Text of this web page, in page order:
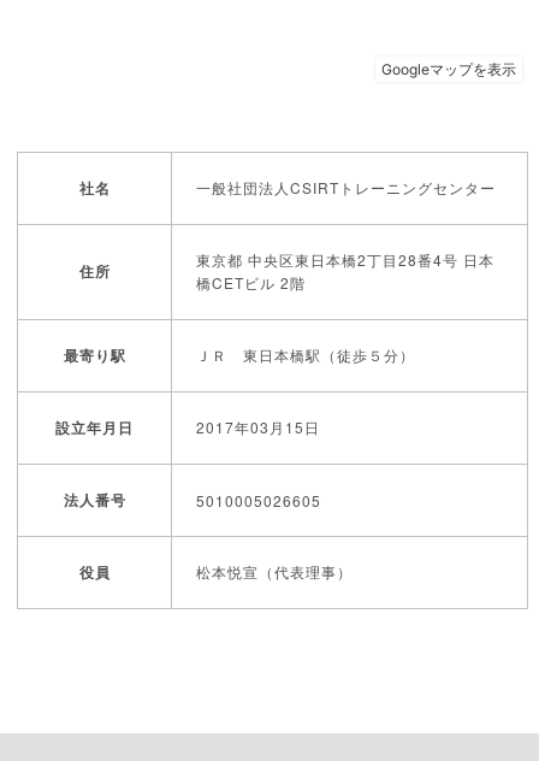
社名 一般社団法人CSIRTトレーニングセンター
住所
東京都 中央区東日本橋2丁目28番4号 日本
橋CETビル 2階
最寄り駅 ＪＲ 東日本橋駅（徒歩５分）
設立年月日 2017年03月15日
法人番号 5010005026605
役員 松本悦宣（代表理事）